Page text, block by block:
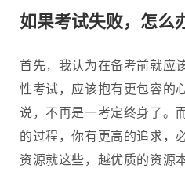
如果考试失败，怎么
首先，我认为在备考前就应
性考试，应该抱有更包容的
说，不再是一考定终身了。
的过程，你有更高的追求，
资源就这些，越优质的资源